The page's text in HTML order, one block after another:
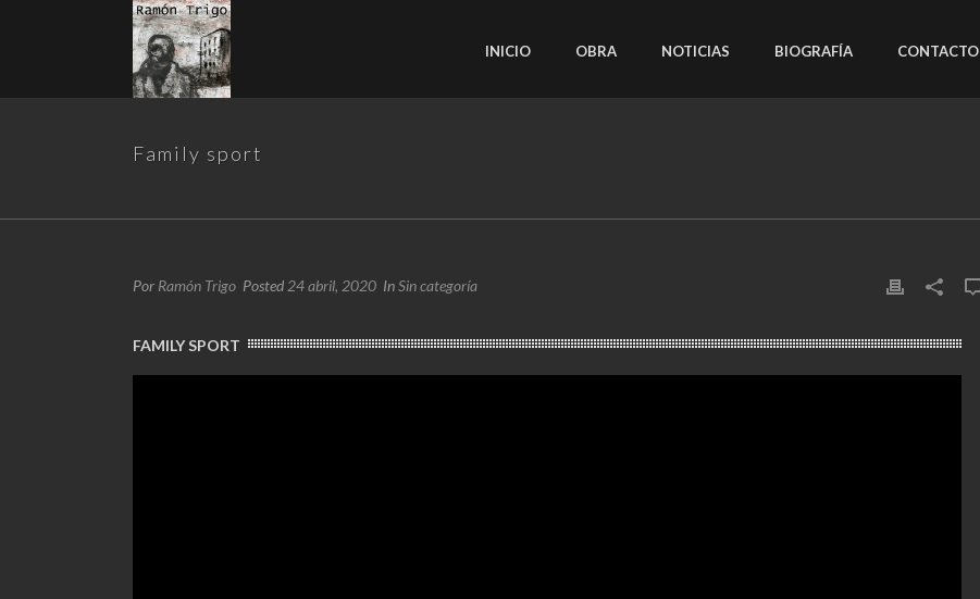
INICIO OBRA NOTICIAS BIOGRAFÍA CONTACTO
Family sport
Por Ramón Trigo Posted 24 abril, 2020 InSin categoría
FAMILY SPORT